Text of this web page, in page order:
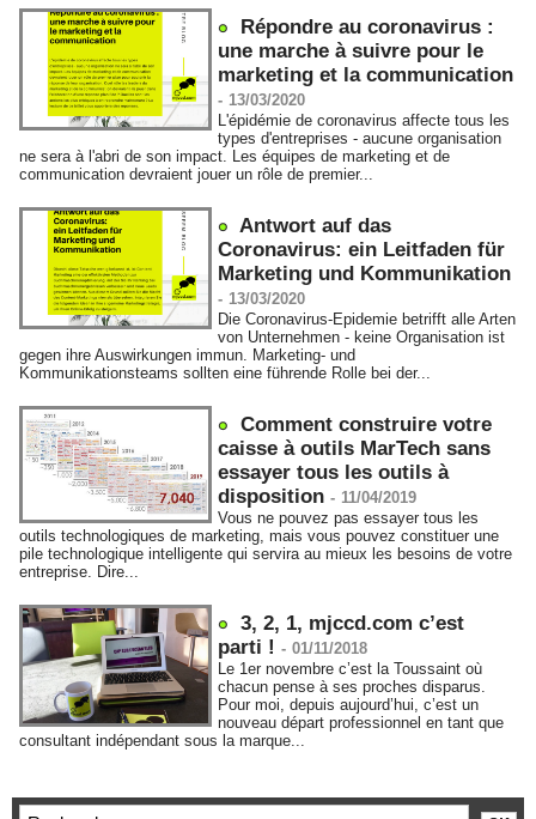
Répondre au coronavirus :
une marche à suivre pour le
marketing et la communication
- 13/03/2020
L'épidémie de coronavirus affecte tous les
types d'entreprises - aucune organisation
ne sera à l'abri de son impact. Les équipes de marketing et de
communication devraient jouer un rôle de premier...
Antwort auf das
Coronavirus: ein Leitfaden für
Marketing und Kommunikation
- 13/03/2020
Die Coronavirus-Epidemie betrifft alle Arten
von Unternehmen - keine Organisation ist
gegen ihre Auswirkungen immun. Marketing- und
Kommunikationsteams sollten eine führende Rolle bei der...
Comment construire votre
caisse à outils MarTech sans
essayer tous les outils à
disposition - 11/04/2019
Vous ne pouvez pas essayer tous les
outils technologiques de marketing, mais vous pouvez constituer une
pile technologique intelligente qui servira au mieux les besoins de votre
entreprise. Dire...
3, 2, 1, mjccd.com c’est
parti ! - 01/11/2018
Le 1er novembre c’est la Toussaint où
chacun pense à ses proches disparus.
Pour moi, depuis aujourd’hui, c’est un
nouveau départ professionnel en tant que
consultant indépendant sous la marque...